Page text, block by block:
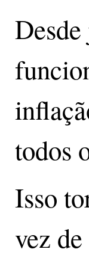
todos
Isso
vez